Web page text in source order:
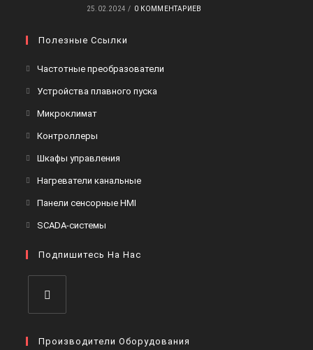
25.02.2024 / 0 КОММЕНТАРИЕВ
Полезные Ссылки
Частотные преобразователи
Устройства плавного пуска
МикроклиматОткроется
вкладке
Контроллеры
вкладке
Шкафы управления
вкладке
Нагреватели канальныеОткроется
Панели сенсорные HMI
вкладке
SCADA-системы
новой
Подпишитесь На Нас
в
Производители Оборудования